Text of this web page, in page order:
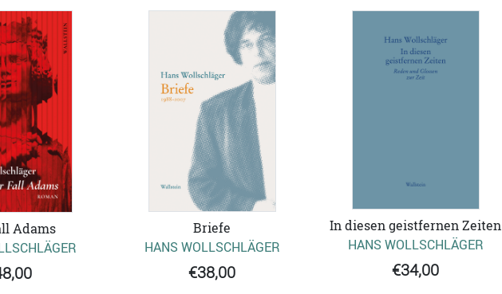
Adams
Briefe
HANS WOLLSCHLÄGER
€38,00
In diesen geistfernen Zeiten
HANS WOLLSCHLÄGER
€34,00